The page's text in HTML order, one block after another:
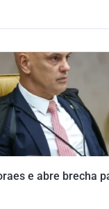
e abre brecha